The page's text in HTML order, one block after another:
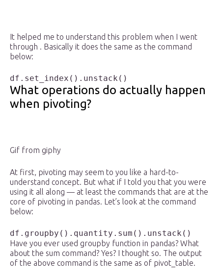
It helped me to understand this problem when I went
through . Basically it does the same as the command
below:
df.set_index().unstack()
What operations do actually happen
when pivoting?
Gif from giphy
At first, pivoting may seem to you like a hard-to-
understand concept. But what if I told you that you were
using it all along — at least the commands that are at the
core of pivoting in pandas. Let’s look at the command
below:
df.groupby().quantity.sum().unstack()
Have you ever used groupby function in pandas? What
about the sum command? Yes? I thought so. The output
of the above command is the same as of pivot_table.